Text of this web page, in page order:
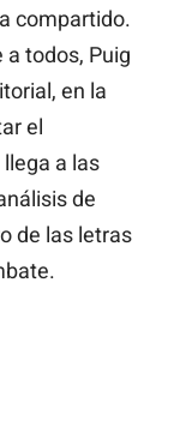
compartido.
a todos, Puig
en la
el
a las
de
de las letras